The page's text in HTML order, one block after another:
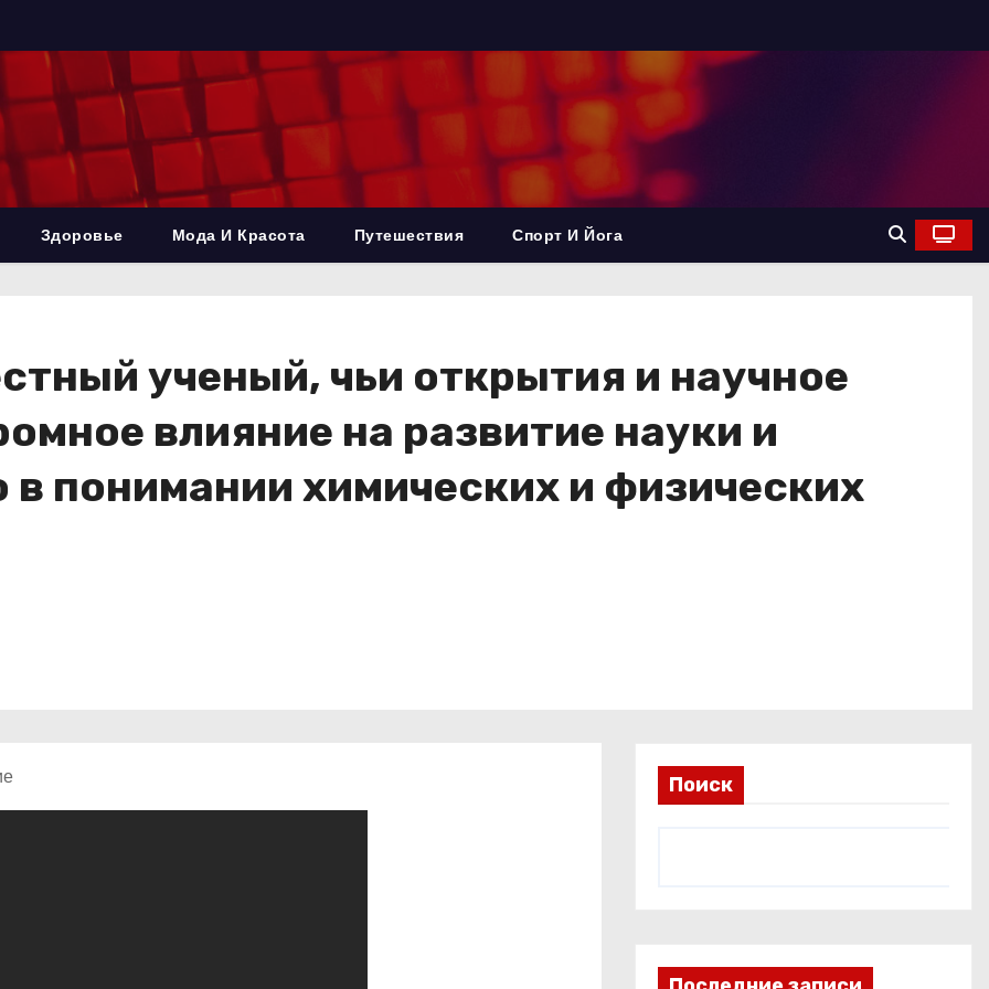
Здоровье Мода И Красота Путешествия Спорт И Йога
ученый, чьи открытия и научное
влияние на развитие науки и
понимании химических и физических
Поиск